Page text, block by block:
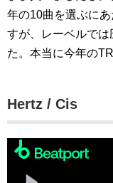
年の10曲を選ぶに
すが、レーベルで
た。本当に今年の
Hertz / Cis